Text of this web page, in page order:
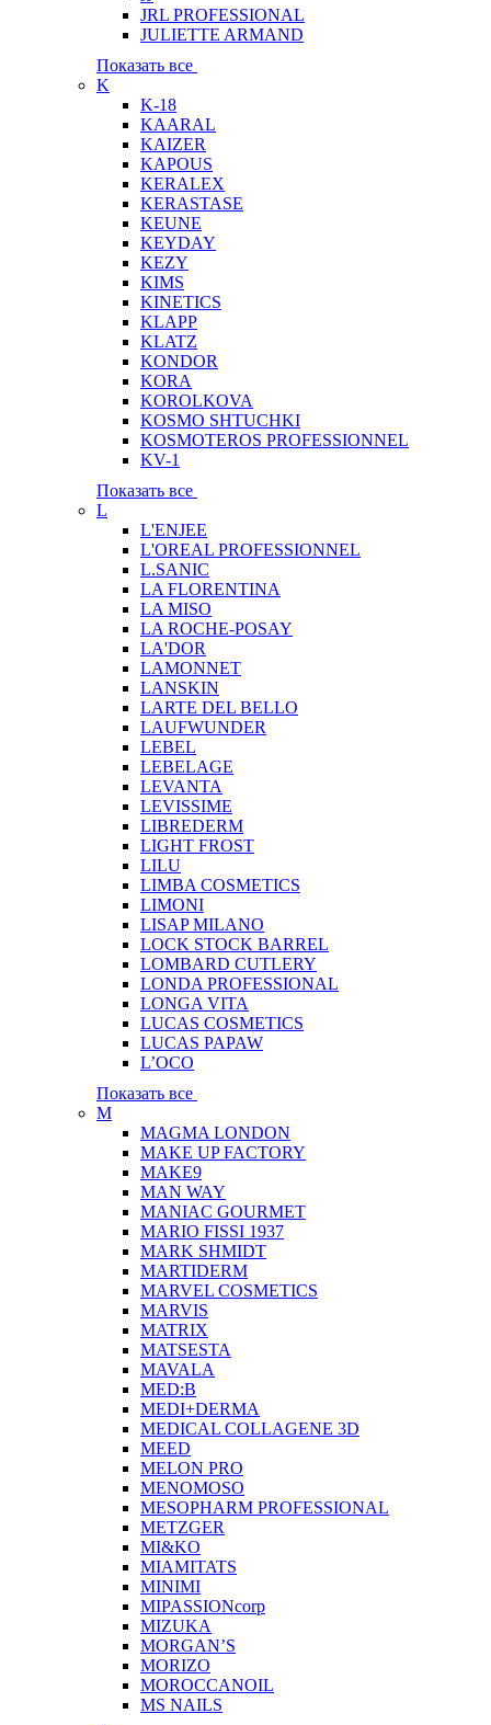
JRL PROFESSIONAL
JULIETTE ARMAND
Показать все
K
K-18
KAARAL
KAIZER
KAPOUS
KERALEX
KERASTASE
KEUNE
KEYDAY
KEZY
KIMS
KINETICS
KLAPP
KLATZ
KONDOR
KORA
KOROLKOVA
KOSMO SHTUCHKI
KOSMOTEROS PROFESSIONNEL
KV-1
Показать все
L
L'ENJEE
L'OREAL PROFESSIONNEL
L.SANIC
LA FLORENTINA
LA MISO
LA ROCHE-POSAY
LA'DOR
LAMONNET
LANSKIN
LARTE DEL BELLO
LAUFWUNDER
LEBEL
LEBELAGE
LEVANTA
LEVISSIME
LIBREDERM
LIGHT FROST
LILU
LIMBA COSMETICS
LIMONI
LISAP MILANO
LOCK STOCK BARREL
LOMBARD CUTLERY
LONDA PROFESSIONAL
LONGA VITA
LUCAS COSMETICS
LUCAS PAPAW
L’OCO
Показать все
M
MAGMA LONDON
MAKE UP FACTORY
MAKE9
MAN WAY
MANIAC GOURMET
MARIO FISSI 1937
MARK SHMIDT
MARTIDERM
MARVEL COSMETICS
MARVIS
MATRIX
MATSESTA
MAVALA
MED:B
MEDI+DERMA
MEDICAL COLLAGENE 3D
MEED
MELON PRO
MENOMOSO
MESOPHARM PROFESSIONAL
METZGER
MI&KO
MIAMITATS
MINIMI
MIPASSIONcorp
MIZUKA
MORGAN’S
MORIZO
MOROCCANOIL
MS NAILS